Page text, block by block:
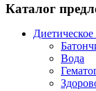
Каталог
Вода